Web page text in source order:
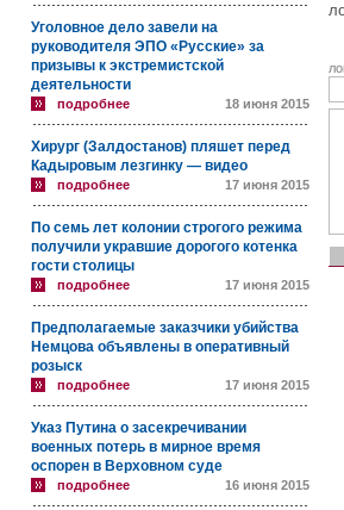
Уголовное дело завели на
руководителя ЭПО «Русские» за
призывы к экстремистской
деятельности
подробнее 18 июня 2015
Хирург (Залдостанов) пляшет перед
Кадыровым лезгинку — видео
подробнее 17 июня 2015
По семь лет колонии строгого режима
получили укравшие дорогого котенка
гости столицы
подробнее 17 июня 2015
Предполагаемые заказчики убийства
Немцова объявлены в оперативный
розыск
подробнее 17 июня 2015
Указ Путина о засекречивании
военных потерь в мирное время
оспорен в Верховном суде
подробнее 16 июня 2015